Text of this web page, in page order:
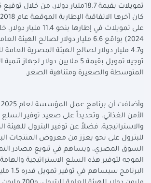
2024) بواقع 6.6 مليار دولار لصالح
و4.7 مليار دولار لصالح الهيئة المصرية
توجيه تمويل بقيمة 5 ملايين دولار
المتوسطة والصغيرة ومتناهية الصغر.
الأمن الغذائي، وتحديداً على صعيد توفير
والاستراتيجية، فضلاً عن توفير البترول للهيئة
للبترول على نحو يعزز من معروض المنتجات
السوق المصري، ويساهم في تنويع مصادر
الموجه لتوفير هذه السلع الاستراتيجية